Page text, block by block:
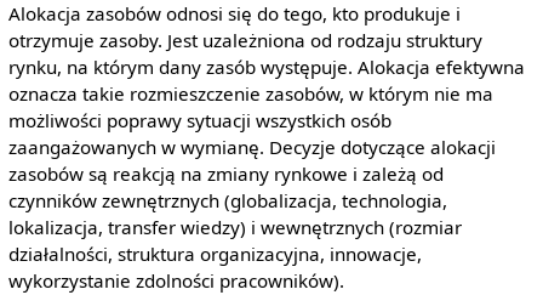
Alokacja zasobów odnosi się do tego, kto produkuje i
otrzymuje zasoby. Jest uzależniona od rodzaju struktury
rynku, na którym dany zasób występuje. Alokacja efektywna
oznacza takie rozmieszczenie zasobów, w którym nie ma
możliwości poprawy sytuacji wszystkich osób
zaangażowanych w wymianę. Decyzje dotyczące alokacji
zasobów są reakcją na zmiany rynkowe i zależą od
czynników zewnętrznych (globalizacja, technologia,
lokalizacja, transfer wiedzy) i wewnętrznych (rozmiar
działalności, struktura organizacyjna, innowacje,
wykorzystanie zdolności pracowników).